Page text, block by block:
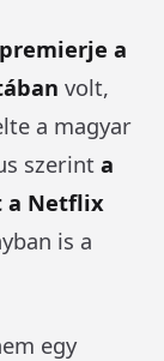
a
volt,
a magyar
szerint a
a Netflix
is a
egy